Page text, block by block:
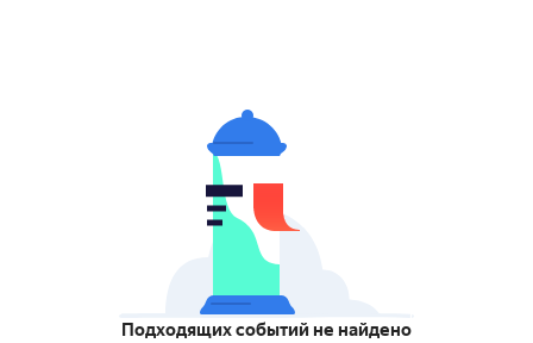
Подходящих событий не найдено